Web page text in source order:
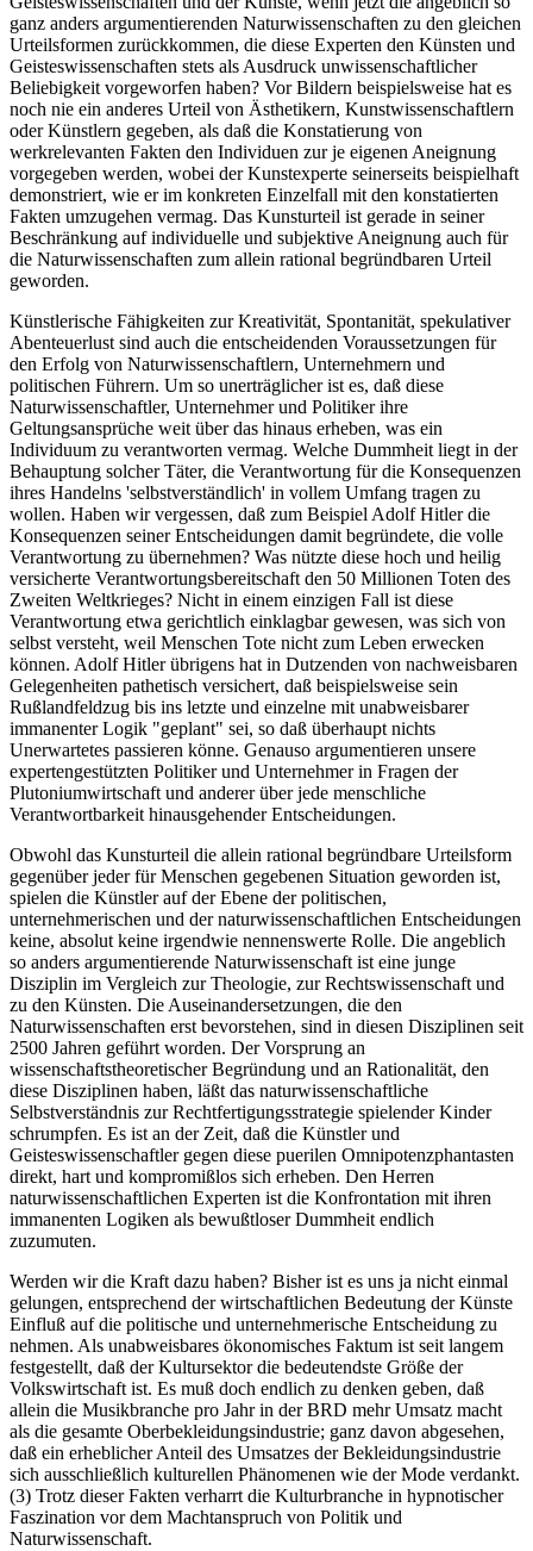
ganz anders argumentierenden Naturwissenschaften zu den gleichen
Urteilsformen zurückkommen, die diese Experten den Künsten und
Geisteswissenschaften stets als Ausdruck unwissenschaftlicher
Beliebigkeit vorgeworfen haben? Vor Bildern beispielsweise hat es
noch nie ein anderes Urteil von Ästhetikern, Kunstwissenschaftlern
oder Künstlern gegeben, als daß die Konstatierung von
werkrelevanten Fakten den Individuen zur je eigenen Aneignung
vorgegeben werden, wobei der Kunstexperte seinerseits beispielhaft
demonstriert, wie er im konkreten Einzelfall mit den konstatierten
Fakten umzugehen vermag. Das Kunsturteil ist gerade in seiner
Beschränkung auf individuelle und subjektive Aneignung auch für
die Naturwissenschaften zum allein rational begründbaren Urteil
geworden.
Künstlerische Fähigkeiten zur Kreativität, Spontanität, spekulativer
Abenteuerlust sind auch die entscheidenden Voraussetzungen für
den Erfolg von Naturwissenschaftlern, Unternehmern und
politischen Führern. Um so unerträglicher ist es, daß diese
Naturwissenschaftler, Unternehmer und Politiker ihre
Geltungsansprüche weit über das hinaus erheben, was ein
Individuum zu verantworten vermag. Welche Dummheit liegt in der
Behauptung solcher Täter, die Verantwortung für die Konsequenzen
ihres Handelns 'selbstverständlich' in vollem Umfang tragen zu
wollen. Haben wir vergessen, daß zum Beispiel Adolf Hitler die
Konsequenzen seiner Entscheidungen damit begründete, die volle
Verantwortung zu übernehmen? Was nützte diese hoch und heilig
versicherte Verantwortungsbereitschaft den 50 Millionen Toten des
Zweiten Weltkrieges? Nicht in einem einzigen Fall ist diese
Verantwortung etwa gerichtlich einklagbar gewesen, was sich von
selbst versteht, weil Menschen Tote nicht zum Leben erwecken
können. Adolf Hitler übrigens hat in Dutzenden von nachweisbaren
Gelegenheiten pathetisch versichert, daß beispielsweise sein
Rußlandfeldzug bis ins letzte und einzelne mit unabweisbarer
immanenter Logik "geplant" sei, so daß überhaupt nichts
Unerwartetes passieren könne. Genauso argumentieren unsere
expertengestützten Politiker und Unternehmer in Fragen der
Plutoniumwirtschaft und anderer über jede menschliche
Verantwortbarkeit hinausgehender Entscheidungen.
Obwohl das Kunsturteil die allein rational begründbare Urteilsform
gegenüber jeder für Menschen gegebenen Situation geworden ist,
spielen die Künstler auf der Ebene der politischen,
unternehmerischen und der naturwissenschaftlichen Entscheidungen
keine, absolut keine irgendwie nennenswerte Rolle. Die angeblich
so anders argumentierende Naturwissenschaft ist eine junge
Disziplin im Vergleich zur Theologie, zur Rechtswissenschaft und
zu den Künsten. Die Auseinandersetzungen, die den
Naturwissenschaften erst bevorstehen, sind in diesen Disziplinen seit
2500 Jahren geführt worden. Der Vorsprung an
wissenschaftstheoretischer Begründung und an Rationalität, den
diese Disziplinen haben, läßt das naturwissenschaftliche
Selbstverständnis zur Rechtfertigungsstrategie spielender Kinder
schrumpfen. Es ist an der Zeit, daß die Künstler und
Geisteswissenschaftler gegen diese puerilen Omnipotenzphantasten
direkt, hart und kompromißlos sich erheben. Den Herren
naturwissenschaftlichen Experten ist die Konfrontation mit ihren
immanenten Logiken als bewußtloser Dummheit endlich
zuzumuten.
Werden wir die Kraft dazu haben? Bisher ist es uns ja nicht einmal
gelungen, entsprechend der wirtschaftlichen Bedeutung der Künste
Einfluß auf die politische und unternehmerische Entscheidung zu
nehmen. Als unabweisbares ökonomisches Faktum ist seit langem
festgestellt, daß der Kultursektor die bedeutendste Größe der
Volkswirtschaft ist. Es muß doch endlich zu denken geben, daß
allein die Musikbranche pro Jahr in der BRD mehr Umsatz macht
als die gesamte Oberbekleidungsindustrie; ganz davon abgesehen,
daß ein erheblicher Anteil des Umsatzes der Bekleidungsindustrie
sich ausschließlich kulturellen Phänomenen wie der Mode verdankt.
(3) Trotz dieser Fakten verharrt die Kulturbranche in hypnotischer
Faszination vor dem Machtanspruch von Politik und
Naturwissenschaft.